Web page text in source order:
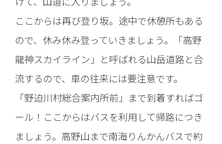
ここからは再び登り坂。途中で休憩所もある
ので、休み休み登っていきましょう。「高野
龍神スカイライン」と呼ばれる山岳道路と合
流するので、車の往来には要注意です。
「野迫川村総合案内所前」まで到着すればゴ
ール！ここからはバスを利用して帰路につき
ましょう。高野山まで南海りんかんバスで約